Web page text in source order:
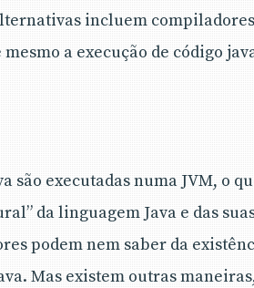
incluem
a execução de código
são executadas numa JVM, o
da linguagem Java e das
podem nem saber da
Mas existem outras